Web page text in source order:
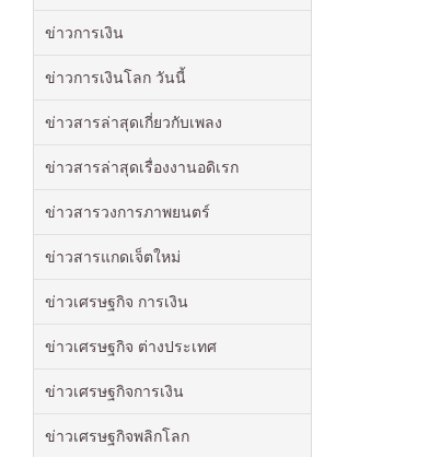
ข่าวการเงิน
ข่าวการเงินโลก วันนี้
ข่าวสารล่าสุดเกี่ยวกับเพลง
ข่าวสารล่าสุดเรื่องงานอดิเรก
ข่าวสารวงการภาพยนตร์
ข่าวสารแกดเจ็ตใหม่
ข่าวเศรษฐกิจ การเงิน
ข่าวเศรษฐกิจ ต่างประเทศ
ข่าวเศรษฐกิจการเงิน
ข่าวเศรษฐกิจพลิกโลก